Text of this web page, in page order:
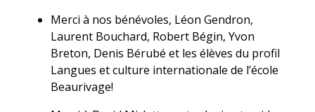
Merci à nos bénévoles, Léon Gendron,
Laurent Bouchard, Robert Bégin, Yvon
Breton, Denis Bérubé et les élèves du profil
Langues et culture internationale de l’école
Beaurivage!